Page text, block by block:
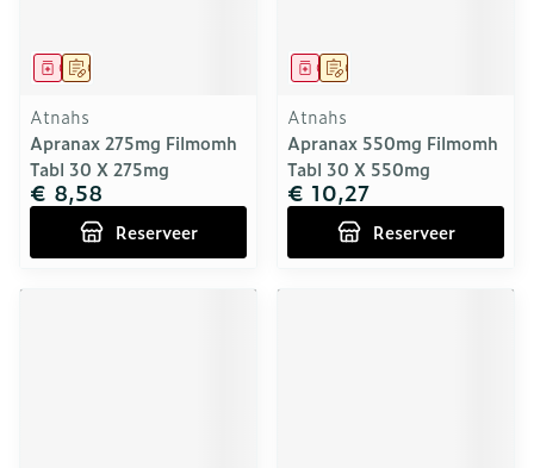
Op voorschrift
Geneesmiddel
Atnahs
Apranax 275mg Filmomh
Tabl 30 X 275mg
€ 8,58
Reserveer
Op voorschrift
Geneesmiddel
Atnahs
Apranax 550mg Filmomh
Tabl 30 X 550mg
€ 10,27
Reserveer